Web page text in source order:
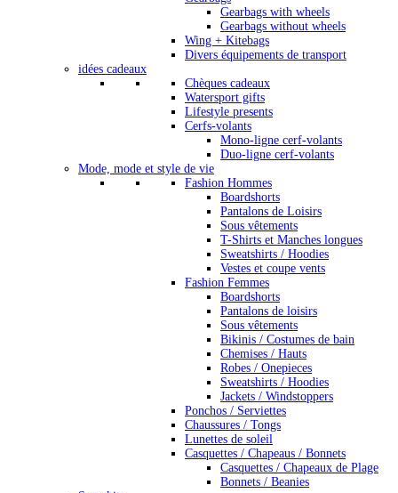
Gearbags with wheels
Gearbags without wheels
Wing + Kitebags
Divers équipements de transport
idées cadeaux
Chèques cadeaux
Watersport gifts
Lifestyle presents
Cerfs-volants
Mono-ligne cerf-volants
Duo-ligne cerf-volants
Mode, mode et style de vie
Fashion Hommes
Boardshorts
Pantalons de Loisirs
Sous vêtements
T-Shirts et Manches longues
Sweatshirts / Hoodies
Vestes et coupe vents
Fashion Femmes
Boardshorts
Pantalons de loisirs
Sous vêtements
Bikinis / Costumes de bain
Chemises / Hauts
Robes / Onepieces
Sweatshirts / Hoodies
Jackets / Windstoppers
Ponchos / Serviettes
Chaussures / Tongs
Lunettes de soleil
Casquettes / Chapeaus / Bonnets
Casquettes / Chapeaux de Plage
Bonnets / Beanies